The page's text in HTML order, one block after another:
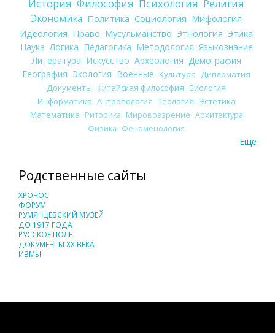
История Философия Психология Религия
Экономика Политика Социология Мифология
Идеология Право Мусульманство Этнология Этика
Наука Логика Педагогика Методология Языкознание
Литература Искусство Археология Демография
География Экология Военные Культура
Дипломатия
Документы Китайская философия Биология
Информатика Антропология Теология Эстетика
Математика Риторика Мировоззрение Архитектура
Физика Феноменология
Еще
Родственные сайты
ХРОНОС
ФОРУМ
РУМЯНЦЕВСКИЙ МУЗЕЙ
ДО 1917 ГОДА
РУССКОЕ ПОЛЕ
ДОКУМЕНТЫ XX ВЕКА
ИЗМЫ